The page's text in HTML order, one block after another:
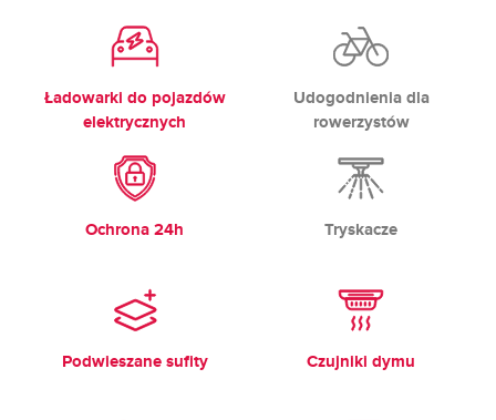
Ładowarki do pojazdów
elektrycznych
Udogodnienia dla
rowerzystów
Ochrona 24h Tryskacze
Podwieszane sufity Czujniki dymu